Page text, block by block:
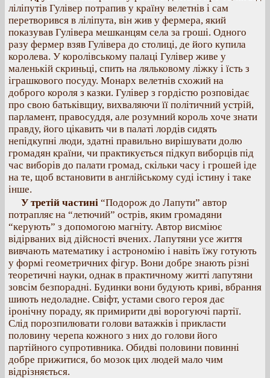
ліліпутів Гулівер потрапив у країну велетнів і сам
перетворився в ліліпута, він жив у фермера, який
показував Гулівера мешканцям села за гроші. Одного
разу фермер взяв Гулівера до столиці, де його купила
королева. У королівському палаці Гулівер живе у
маленькій скриньці, спить на ляльковому ліжку і їсть з
іграшкового посуду. Монарх велетнів схожий на
доброго короля з казки. Гулівер з гордістю розповідає
про свою батьківщиу, вихваляючи її політичний устрій,
парламент, правосуддя, але розумний король хоче знати
правду, його цікавить чи в палаті лордів сидять
непідкупні люди, здатні правильно вирішувати долю
громадян країни, чи практикується підкуп виборців під
час виборів до палати громад, скільки часу і грошей іде
на те, щоб встановити в англійському суді істину і таке
інше.
У третій частині “Подорож до Лапути” автор
потрапляє на “летючий” острів, яким громадяни
“керують” з допомогою магніту. Автор висміює
відірваних від дійсності вчених. Лапутяни усе життя
вивчають математику і астрономію і навіть їжу готують
у формі геометричних фігур. Вони добре знають різні
теоретичні науки, однак в практичному житті лапутяни
зовсім безпорадні. Будинки вони будують криві, вбрання
шиють недоладне. Свіфт, устами свого героя дає
іронічну пораду, як примирити дві ворогуючі партії.
Слід порозпилювати голови ватажків і прикласти
половину черепа кожного з них до голови його
партійного супротивника. Обидві половини повинні
добре прижитися, бо мозок цих людей мало чим
відрізняється.